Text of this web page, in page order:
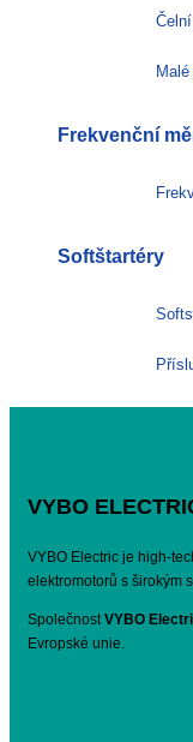
Frekvenční
Softštartéry
VYBO
VYBO Electric je high-
elektromotorů s širokým
SpolečnostVYBO
Evropské unie.